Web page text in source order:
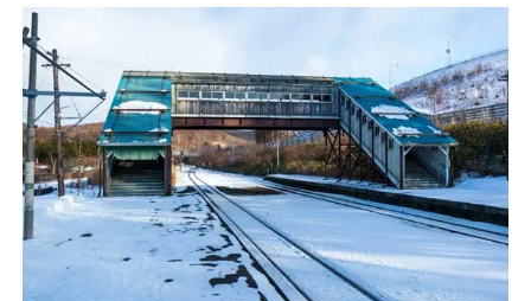
セール品・キャンペーン
セール商品
走行エリア別 鉄道模型車両リスト